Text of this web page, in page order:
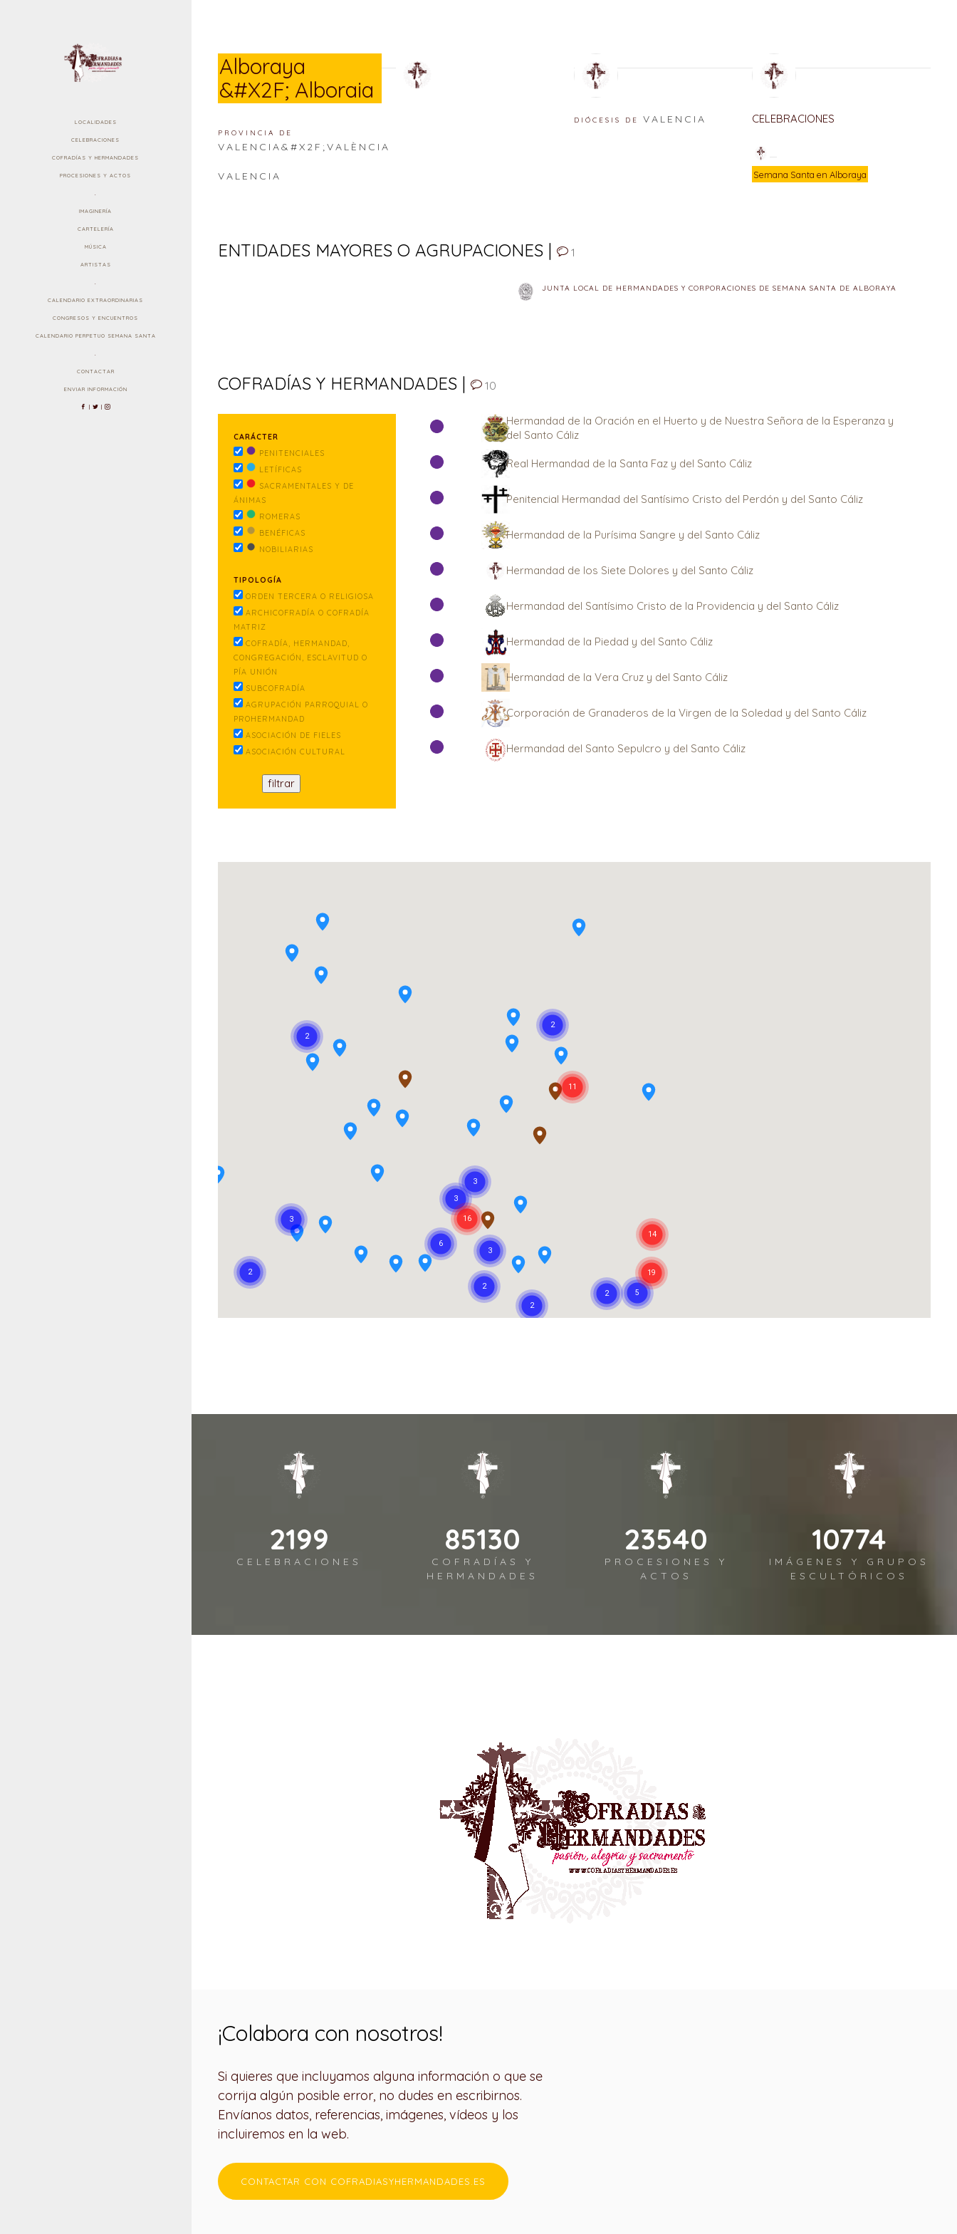
LOCALIDADES
CELEBRACIONES
COFRADÍAS Y HERMANDADES
PROCESIONES Y ACTOS
.
IMAGINERÍA
CARTELERÍA
MÚSICA
ARTISTAS
.
CALENDARIO EXTRAORDINARIAS
CONGRESOS Y ENCUENTROS
CALENDARIO PERPETUO SEMANA SANTA
.
CONTACTAR
ENVIAR INFORMACIÓN
| |
Alboraya
&#x2F; Alboraia
PROVINCIA DE
VALENCIA&#X2F;VALÈNCIA
VALENCIA
DIÓCESIS DEVALENCIA CELEBRACIONES
Semana Santa en Alboraya
ENTIDADES MAYORES O AGRUPACIONES | 1
JUNTA LOCAL DE HERMANDADES Y CORPORACIONES DE SEMANA SANTA DE ALBORAYA
COFRADÍAS Y HERMANDADES | 10
CARÁCTER
PENITENCIALES
LETÍFICAS
SACRAMENTALES Y DE
ÁNIMAS
ROMERAS
BENÉFICAS
NOBILIARIAS
TIPOLOGÍA
ORDEN TERCERA O RELIGIOSA
ARCHICOFRADÍA O COFRADÍA
MATRIZ
COFRADÍA, HERMANDAD,
CONGREGACIÓN, ESCLAVITUD O
PÍA UNIÓN
SUBCOFRADÍA
AGRUPACIÓN PARROQUIAL O
PROHERMANDAD
ASOCIACIÓN DE FIELES
ASOCIACIÓN CULTURAL
Hermandad de la Oración en el Huerto y de Nuestra Señora de la Esperanza y
del Santo Cáliz
Real Hermandad de la Santa Faz y del Santo Cáliz
Penitencial Hermandad del Santísimo Cristo del Perdón y del Santo Cáliz
Hermandad de la Purísima Sangre y del Santo Cáliz
Hermandad de los Siete Dolores y del Santo Cáliz
Hermandad del Santísimo Cristo de la Providencia y del Santo Cáliz
Hermandad de la Piedad y del Santo Cáliz
Hermandad de la Vera Cruz y del Santo Cáliz
Corporación de Granaderos de la Virgen de la Soledad y del Santo Cáliz
Hermandad del Santo Sepulcro y del Santo Cáliz
2786
CELEBRACIONES
107831
COFRADÍAS Y
HERMANDADES
29817
PROCESIONES Y
ACTOS
13648
IMÁGENES Y GRUPOS
ESCULTÓRICOS
¡Colabora con nosotros!
Si quieres que incluyamos alguna información o que se
corrija algún posible error, no dudes en escribirnos.
Envíanos datos, referencias, imágenes, vídeos y los
incluiremos en la web.
CONTACTAR CON COFRADIASYHERMANDADES.ES